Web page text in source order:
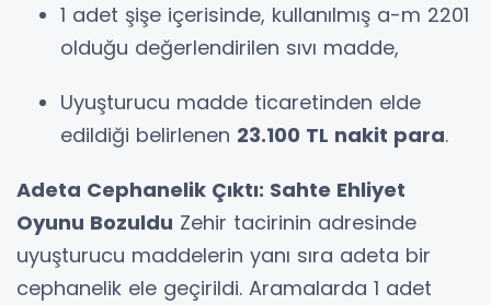
1 adet şişe içerisinde, kullanılmış a-m 2201
olduğu değerlendirilen sıvı madde,
Uyuşturucu madde ticaretinden elde
edildiği belirlenen 23.100 TL nakit para.
Adeta Cephanelik Çıktı: Sahte Ehliyet
Oyunu Bozuldu Zehir tacirinin adresinde
uyuşturucu maddelerin yanı sıra adeta bir
cephanelik ele geçirildi. Aramalarda 1 adet